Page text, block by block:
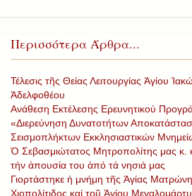
Περισσότερα Άρθρα...
Τέλεσις τῆς Θείας Λειτουργίας Ἁγίου
Ἀδελφοθέου
Ανάθεση Εκτέλεσης Ερευνητικού
«Διερεύνηση Δυνατοτήτων
Σεισμοπλήκτων Εκκλησιαστικών
Ὁ Σεβασμιώτατος Μητροπολίτης μας κ.
τήν ἀπουσία του ἀπό τά νησιά μας
Γιορτάστηκε ἡ μνήμη τῆς Ἁγίας
Χιοπολίτιδος καί τοῦ Ἁγίου